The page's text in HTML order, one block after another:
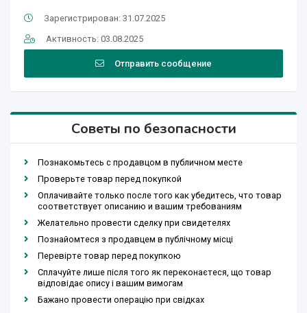
Зарегистрирован: 31.07.2025
Активность: 03.08.2025
Отправить сообщение
Советы по безопасности
Познакомьтесь с продавцом в публичном месте
Проверьте товар перед покупкой
Оплачивайте только после того как убедитесь, что товар
соответствует описанию и вашим требованиям
Желательно провести сделку при свидетелях
Познайомтеся з продавцем в публічному місці
Перевірте товар перед покупкою
Сплачуйте лише після того як переконаєтеся, що товар
відповідає опису і вашим вимогам
Бажано провести операцію при свідках